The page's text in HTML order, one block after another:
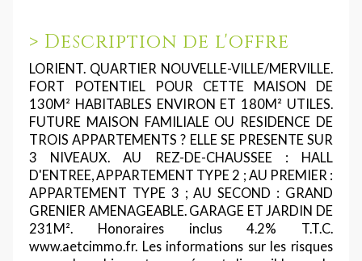
> Description de l'offre
LORIENT. QUARTIER NOUVELLE-VILLE/MERVILLE.
FORT POTENTIEL POUR CETTE MAISON DE
130M² HABITABLES ENVIRON ET 180M² UTILES.
FUTURE MAISON FAMILIALE OU RESIDENCE DE
TROIS APPARTEMENTS ? ELLE SE PRESENTE SUR
3 NIVEAUX. AU REZ-DE-CHAUSSEE : HALL
D'ENTREE, APPARTEMENT TYPE 2 ; AU PREMIER :
APPARTEMENT TYPE 3 ; AU SECOND : GRAND
GRENIER AMENAGEABLE. GARAGE ET JARDIN DE
231M². Honoraires inclus 4.2% T.T.C.
www.aetcimmo.fr. Les informations sur les risques